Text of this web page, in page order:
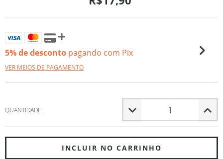
5% de desconto pagando com Pix
VER MEIOS DE PAGAMENTO
QUANTIDADE